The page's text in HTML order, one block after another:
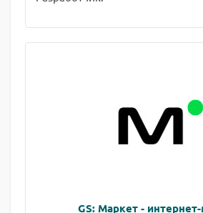
GS: Маркет - интернет-